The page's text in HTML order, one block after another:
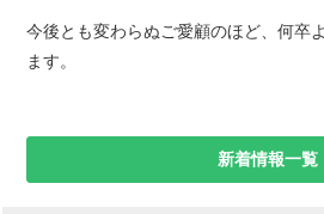
今後とも変わらぬご愛顧のほど、何卒
ます。
新着情報一覧